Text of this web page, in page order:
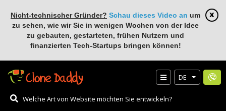
Nicht-technischer Gründer? Schau dieses Video an um
zu sehen, wie wir Sie in wenigen Wochen von der Idee
zu gebauten, gestarteten, frühen Nutzern und
finanzierten Tech-Startups bringen können!
DE